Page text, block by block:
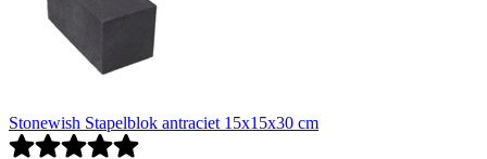
Stonewish Stapelblok antraciet 15x15x30 cm